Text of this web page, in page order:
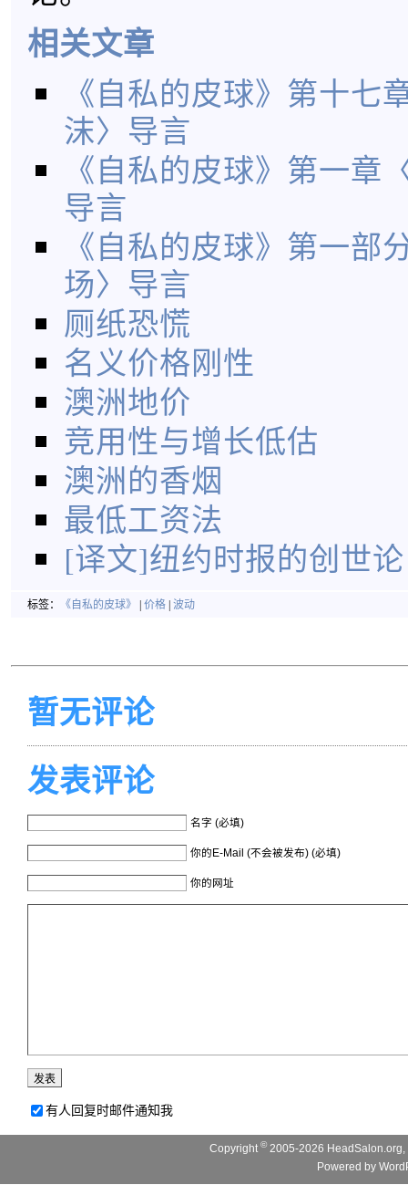
相关文章
《自私的皮球》第十七
沫〉导言
《自私的皮球》第一章
导言
《自私的皮球》第一部
场〉导言
厕纸恐慌
名义价格刚性
澳洲地价
竞用性与增长低估
澳洲的香烟
最低工资法
[译文]纽约时报的创世论
标签： 《自私的皮球》 价格 波动
暂无评论
发表评论
名字 (必填)
你的E-Mail (不会被发布) (必填)
你的网址
有人回复时邮件通知我
Copyright© 2005-2026
Powered by